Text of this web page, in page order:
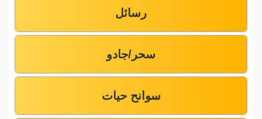
رسائل
سحر/جادو
سوانح حیات